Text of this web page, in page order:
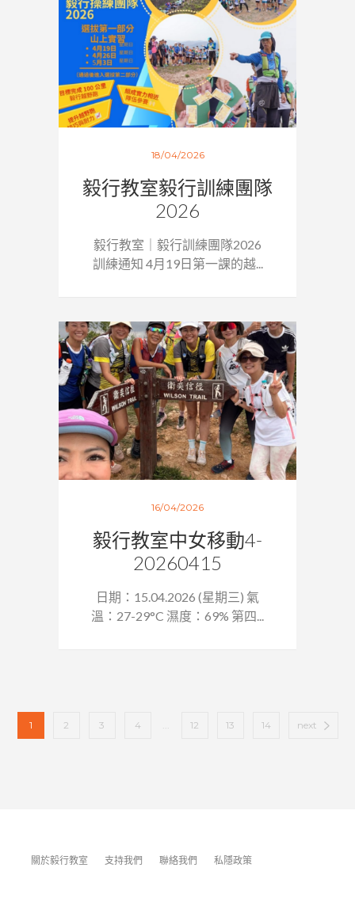
18/04/2026
毅行教室毅行訓練團隊
2026
毅行教室｜毅行訓練團隊2026
訓練通知 4月19日第一課的越...
16/04/2026
毅行教室中女移動4-
20260415
日期：15.04.2026 (星期三) 氣
溫：27-29°C 濕度：69% 第四...
1 2 3 4 ... 12 13 14 next
關於毅行教室 支持我們 聯絡我們 私隱政策